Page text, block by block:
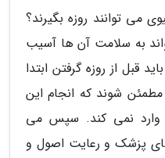
می توانند روزه بگیرند؟
به سلامت آن ها آسیب
قبل از روزه گرفتن ابتدا
شوند که انجام این
وارد نمی کند. سپس می
های پزشک و رعایت اصول و